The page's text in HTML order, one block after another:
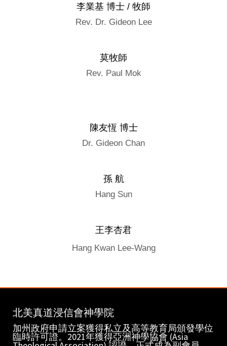
李業基 博士 / 牧師
Rev. Dr. Gideon Lee
莫牧師
Rev. Paul Mok
陳友恆 博士
Dr. Gideon Chan
孫 航
Hang Sun
王李杏君
Hang Kwan Lee-Wang
北美真道浸信會神學院
加州政府申請立案獲得私立及高等教育局頒發學位
臨時許可證。2021年獲得亞洲神學協會 (Asia